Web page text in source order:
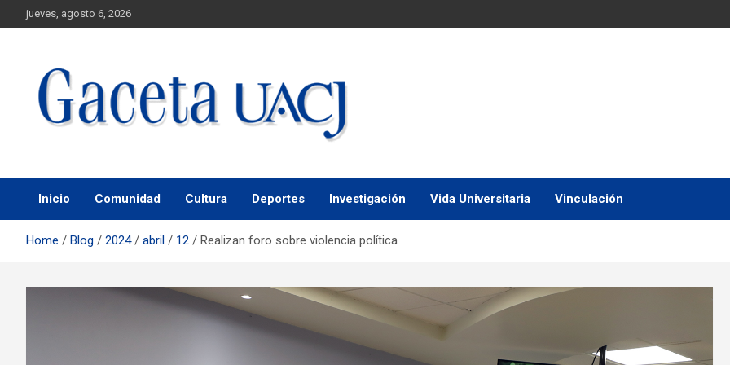
jueves, agosto 6, 2026
Gaceta UACJ
Inicio Comunidad Cultura Deportes Investigación Vida Universitaria Vinculación
Home Blog 2024 abril 12 Realizan foro sobre violencia política